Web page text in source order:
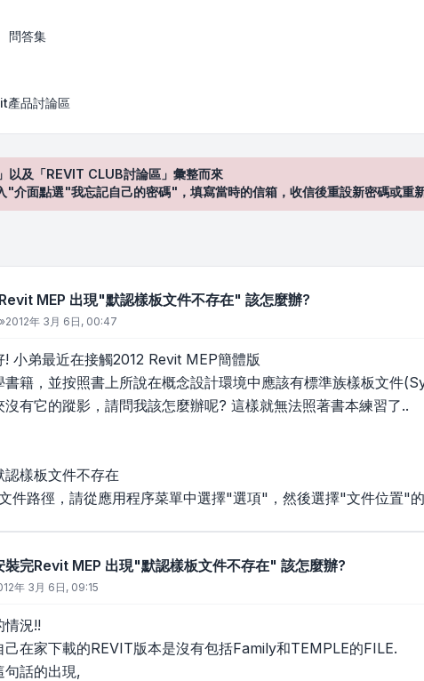
問答集
產品討論區
及「REVIT CLUB討論區」彙整而來
面點選"我忘記自己的密碼"，填寫當時的信箱，收信後重設新密碼或重
MEP 出現"默認樣板文件不存在" 該怎麼辦?
»2012年 3月 6日, 00:47
! 小弟最近在接觸2012 Revit MEP簡體版
書籍，並按照書上所說在概念設計環境中應該有標準族樣板文件
沒有它的蹤影，請問我該怎麼辦呢? 這樣就無法照著書本練習了..
認樣板文件不存在
件路徑，請從應用程序菜單中選擇"選項"，然後選擇"文件位置"
裝完Revit MEP 出現"默認樣板文件不存在" 該怎麼辦?
年 3月 6日, 09:15
情況!!
己在家下載的REVIT版本是沒有包括Family和TEMPLE的FILE.
句話的出現,